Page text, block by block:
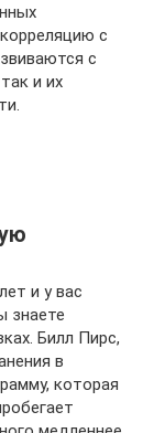
с
с
и их
и у вас
знаете
Билл Пирс,
в
которая